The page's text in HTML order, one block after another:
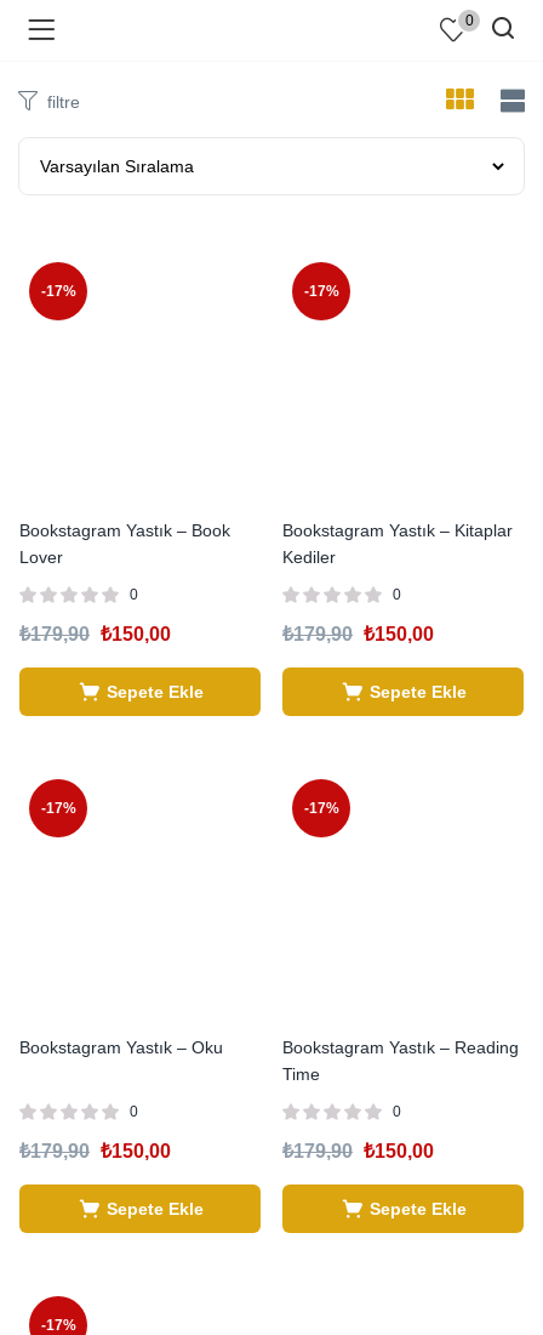
0
filtre
-17%
Bookstagram Yastık – Book
Lover
0
₺179,90 ₺150,00
Sepete Ekle
-17%
Bookstagram Yastık – Kitaplar
Kediler
0
₺179,90 ₺150,00
Sepete Ekle
-17%
Bookstagram Yastık – Oku
0
₺179,90 ₺150,00
Sepete Ekle
-17%
Bookstagram Yastık – Reading
Time
0
₺179,90 ₺150,00
Sepete Ekle
-17%